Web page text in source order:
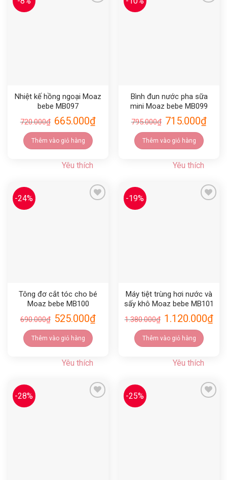
Nhiệt kế hồng ngoại Moaz
bebe MB097
720.000₫ 665.000₫
Thêm vào giỏ hàng
Yêu thích
Bình đun nước pha sữa
mini Moaz bebe MB099
795.000₫ 715.000₫
Thêm vào giỏ hàng
Yêu thích
-24%
Tông đơ cắt tóc cho bé
Moaz bebe MB100
690.000₫ 525.000₫
Thêm vào giỏ hàng
Yêu thích
-19%
Máy tiệt trùng hơi nước và
sấy khô Moaz bebe MB101
1.380.000₫ 1.120.000₫
Thêm vào giỏ hàng
Yêu thích
-28% -25%